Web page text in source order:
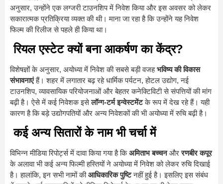
अनुसार, उन्होंने एक लग्जरी टाउनशिप में निवेश किया और इस अवसर को लेकर
सकारात्मक प्रतिक्रिया व्यक्त की थी। माना जा रहा है कि उन्होंने यह निवेश
फिल्म की रिलीज से पहले ही किया था।
रियल एस्टेट क्यों बना आकर्षण का केंद्र?
विशेषज्ञों के अनुसार, अयोध्या में निवेश की सबसे बड़ी वजहभविष्य की विकास
संभावनाएंहैं। शहर में लगातार बढ़ रहे धार्मिक पर्यटन, होटल उद्योग, नई
टाउनशिप, व्यावसायिक परियोजनाओं और बेहतर कनेक्टिविटी से संपत्तियों की मांग
बढ़ी है। ऐसे में कई निवेशक इसेलॉन्ग-टर्म इन्वेस्टमेंटके रूप में देख रहे हैं। यही
कारण है कि बड़े उद्योगपतियों और अन्य निवेशकों की भी अयोध्या में रुचि बढ़ी है।
कई अन्य सितारों के नाम भी चर्चा में
विभिन्न मीडिया रिपोर्ट्स में दावा किया गया है किअमिताभ बच्चनऔररणबीर कपूर
के अलावा भी कई अन्य फिल्मी हस्तियों ने अयोध्या में निवेश को लेकर रुचि दिखाई
है। हालांकि, इन सभी नामों कीआधिकारिक पुष्टिनहीं हुई है। इसलिए इस संबंध